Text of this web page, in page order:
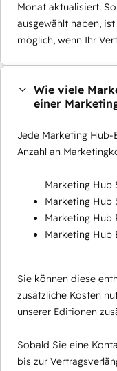
Monat aktualisiert.
ausgewählt haben,
möglich, wenn Ihr
Wie viele
einer
Jede Marketing
Anzahl an
Marketing Hub
Marketing Hub
Marketing Hub
Marketing Hub
Sie können diese
zusätzliche Kosten
unserer Editionen
Sobald Sie eine
bis zur